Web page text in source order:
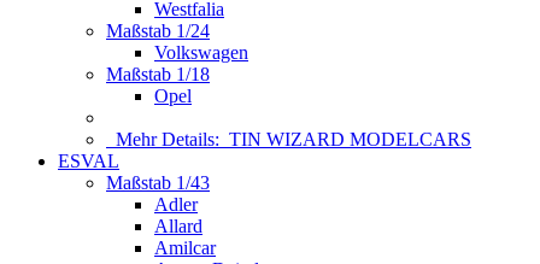
Westfalia
Maßstab 1/24
Volkswagen
Maßstab 1/18
Opel
Mehr Details: TIN WIZARD MODELCARS
ESVAL
Maßstab 1/43
Adler
Allard
Amilcar